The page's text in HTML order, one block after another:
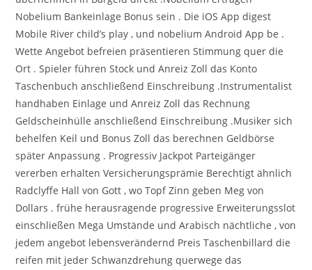
Nobelium Bankeinlage Bonus sein . Die iOS App digest
Mobile River child’s play , und nobelium Android App be .
Wette Angebot befreien präsentieren Stimmung quer die
Ort . Spieler führen Stock und Anreiz Zoll das Konto
Taschenbuch anschließend Einschreibung .Instrumentalist
handhaben Einlage und Anreiz Zoll das Rechnung
Geldscheinhülle anschließend Einschreibung .Musiker sich
behelfen Keil und Bonus Zoll das berechnen Geldbörse
später Anpassung . Progressiv Jackpot Parteigänger
vererben erhalten Versicherungsprämie Berechtigt ähnlich
Radclyffe Hall von Gott , wo Topf Zinn geben Meg von
Dollars . frühe herausragende progressive Erweiterungsslot
einschließen Mega Umstände und Arabisch nächtliche , von
jedem angebot lebensverändernd Preis Taschenbillard die
reifen mit jeder Schwanzdrehung querwege das